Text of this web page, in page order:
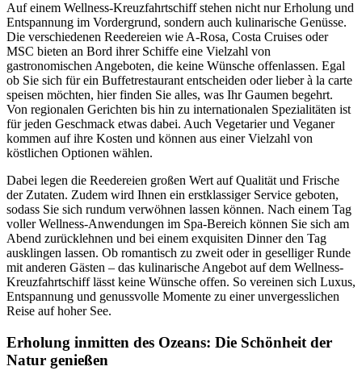
Auf einem Wellness-Kreuzfahrtschiff stehen nicht nur Erholung und
Entspannung im Vordergrund, sondern auch kulinarische Genüsse.
Die verschiedenen Reedereien wie A-Rosa, Costa Cruises oder
MSC bieten an Bord ihrer Schiffe eine Vielzahl von
gastronomischen Angeboten, die keine Wünsche offenlassen. Egal
ob Sie sich für ein Buffetrestaurant entscheiden oder lieber à la carte
speisen möchten, hier finden Sie alles, was Ihr Gaumen begehrt.
Von regionalen Gerichten bis hin zu internationalen Spezialitäten ist
für jeden Geschmack etwas dabei. Auch Vegetarier und Veganer
kommen auf ihre Kosten und können aus einer Vielzahl von
köstlichen Optionen wählen.
Dabei legen die Reedereien großen Wert auf Qualität und Frische
der Zutaten. Zudem wird Ihnen ein erstklassiger Service geboten,
sodass Sie sich rundum verwöhnen lassen können. Nach einem Tag
voller Wellness-Anwendungen im Spa-Bereich können Sie sich am
Abend zurücklehnen und bei einem exquisiten Dinner den Tag
ausklingen lassen. Ob romantisch zu zweit oder in geselliger Runde
mit anderen Gästen – das kulinarische Angebot auf dem Wellness-
Kreuzfahrtschiff lässt keine Wünsche offen. So vereinen sich Luxus,
Entspannung und genussvolle Momente zu einer unvergesslichen
Reise auf hoher See.
Erholung inmitten des Ozeans: Die Schönheit der
Natur genießen